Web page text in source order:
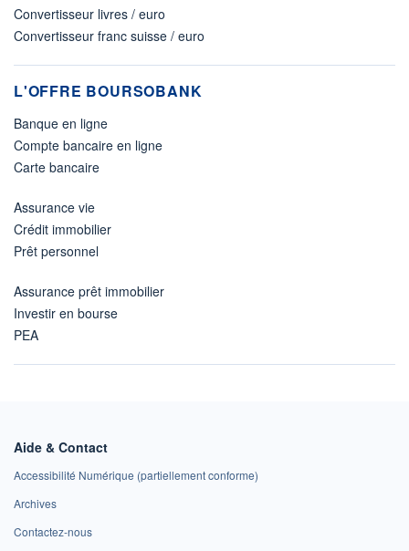
Convertisseur livres / euro
Convertisseur franc suisse / euro
L'OFFRE BOURSOBANK
Banque en ligne
Compte bancaire en ligne
Carte bancaire
Assurance vie
Crédit immobilier
Prêt personnel
Assurance prêt immobilier
Investir en bourse
PEA
Aide & Contact
Accessibilité Numérique (partiellement conforme)
Archives
Contactez-nous